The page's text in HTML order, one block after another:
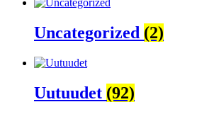
Uncategorized (2)
Uutuudet (92)